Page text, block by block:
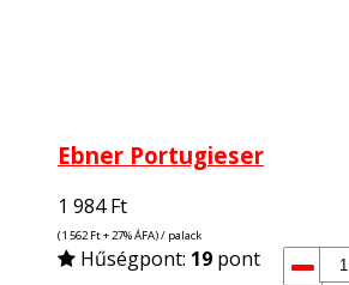
Ebner Portugieser
1 984Ft
(1 562Ft+ 27% ÁFA) / palack
Hűségpont: 19 pont